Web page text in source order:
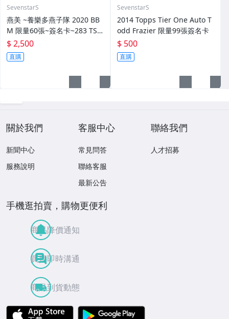
SevenstarS
燕美 ~養樂多燕子隊 2020 BB
M 限量60張~簽名卡~283 TSU
BAMI~最強吉祥物 燕九郎妹妹
$ 2,500
直購
SevenstarS
2014 Topps Tier One Auto T
odd Frazier 限量99張簽名卡
$ 500
直購
關於我們
新聞中心
服務說明
客服中心
常見問答
聯絡客服
最新公告
聯絡我們
人才招募
手機逛拍賣，購物更便利
商品降價通知
買賣即時溝通
商品到貨動態
APP Store